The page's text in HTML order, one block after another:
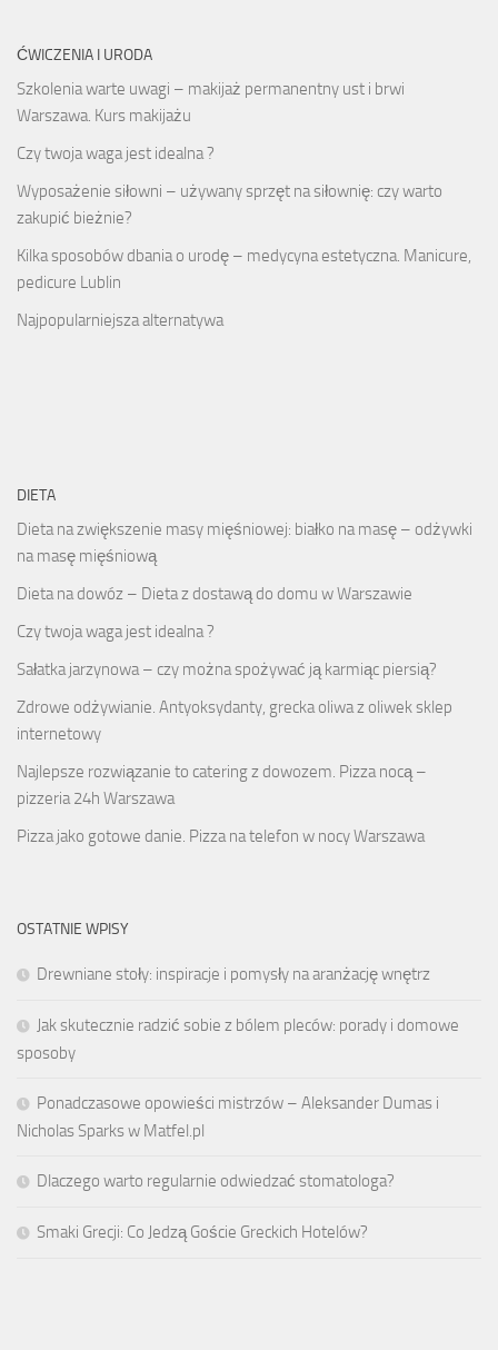
ĆWICZENIA I URODA
Szkolenia warte uwagi – makijaż permanentny ust i brwi
Warszawa. Kurs makijażu
Czy twoja waga jest idealna ?
Wyposażenie siłowni – używany sprzęt na siłownię: czy warto
zakupić bieżnie?
Kilka sposobów dbania o urodę – medycyna estetyczna. Manicure,
pedicure Lublin
Najpopularniejsza alternatywa
DIETA
Dieta na zwiększenie masy mięśniowej: białko na masę – odżywki
na masę mięśniową
Dieta na dowóz – Dieta z dostawą do domu w Warszawie
Czy twoja waga jest idealna ?
Sałatka jarzynowa – czy można spożywać ją karmiąc piersią?
Zdrowe odżywianie. Antyoksydanty, grecka oliwa z oliwek sklep
internetowy
Najlepsze rozwiązanie to catering z dowozem. Pizza nocą –
pizzeria 24h Warszawa
Pizza jako gotowe danie. Pizza na telefon w nocy Warszawa
OSTATNIE WPISY
Drewniane stoły: inspiracje i pomysły na aranżację wnętrz
Jak skutecznie radzić sobie z bólem pleców: porady i domowe
sposoby
Ponadczasowe opowieści mistrzów – Aleksander Dumas i
Nicholas Sparks w Matfel.pl
Dlaczego warto regularnie odwiedzać stomatologa?
Smaki Grecji: Co Jedzą Goście Greckich Hotelów?